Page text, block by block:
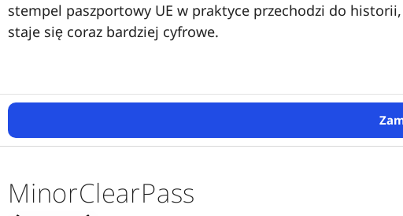
stempel paszportowy UE w praktyce przechodzi do
staje się coraz bardziej cyfrowe.
MinorClearPass